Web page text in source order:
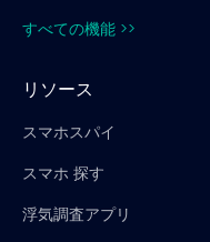
すべての機能 >>
リソース
スマホスパイ
スマホ 探す
浮気調査アプリ